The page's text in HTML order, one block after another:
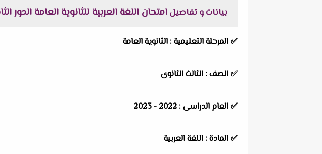
بيانات و تفاصيلامتحان اللغة العربية للثانوية العامة الدور الثانى
✅المرحلة التعليمية : الثانوية العامة
✅الصف : الثالث الثانوى
✅العام الدراسى :
✅المادة : اللغة العربية